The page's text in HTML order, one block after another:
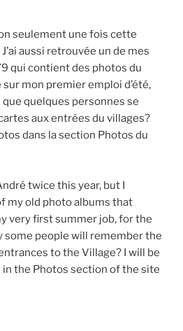
seulement une fois cette
aussi retrouvée un de mes
qui contient des photos du
mon premier emploi d’été,
que quelques personnes se
aux entrées du villages?
dans la section Photos du
twice this year, but I
my old photo albums that
very first summer job, for the
some people will remember the
to the Village? I will be
the Photos section of the site